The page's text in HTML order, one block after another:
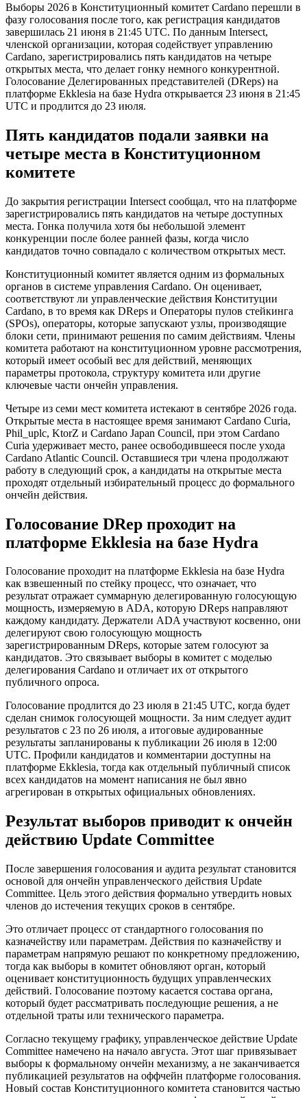
Выборы 2026 в Конституционный комитет Cardano перешли в
фазу голосования после того, как регистрация кандидатов
завершилась 21 июня в 21:45 UTC. По данным Intersect,
членской организации, которая содействует управлению
Cardano, зарегистрировались пять кандидатов на четыре
открытых места, что делает гонку немного конкурентной.
Голосование Делегированных представителей (DReps) на
платформе Ekklesia на базе Hydra открывается 23 июня в 21:45
UTC и продлится до 23 июля.
Пять кандидатов подали заявки на
четыре места в Конституционном
комитете
До закрытия регистрации Intersect сообщал, что на платформе
зарегистрировались пять кандидатов на четыре доступных
места. Гонка получила хотя бы небольшой элемент
конкуренции после более ранней фазы, когда число
кандидатов точно совпадало с количеством открытых мест.
Конституционный комитет является одним из формальных
органов в системе управления Cardano. Он оценивает,
соответствуют ли управленческие действия Конституции
Cardano, в то время как DReps и Операторы пулов стейкинга
(SPOs), операторы, которые запускают узлы, производящие
блоки сети, принимают решения по самим действиям. Члены
комитета работают на конституционном уровне рассмотрения,
который имеет особый вес для действий, меняющих
параметры протокола, структуру комитета или другие
ключевые части ончейн управления.
Четыре из семи мест комитета истекают в сентябре 2026 года.
Открытые места в настоящее время занимают Cardano Curia,
Phil_uplc, KtorZ и Cardano Japan Council, при этом Cardano
Curia удерживает место, ранее освободившееся после ухода
Cardano Atlantic Council. Оставшиеся три члена продолжают
работу в следующий срок, а кандидаты на открытые места
проходят отдельный избирательный процесс до формального
ончейн действия.
Голосование DRep проходит на
платформе Ekklesia на базе Hydra
Голосование проходит на платформе Ekklesia на базе Hydra
как взвешенный по стейку процесс, что означает, что
результат отражает суммарную делегированную голосующую
мощность, измеряемую в ADA, которую DReps направляют
каждому кандидату. Держатели ADA участвуют косвенно, они
делегируют свою голосующую мощность
зарегистрированным DReps, которые затем голосуют за
кандидатов. Это связывает выборы в комитет с моделью
делегирования Cardano и отличает их от открытого
публичного опроса.
Голосование продлится до 23 июля в 21:45 UTC, когда будет
сделан снимок голосующей мощности. За ним следует аудит
результатов с 23 по 26 июля, а итоговые аудированные
результаты запланированы к публикации 26 июля в 12:00
UTC. Профили кандидатов и комментарии доступны на
платформе Ekklesia, тогда как отдельный публичный список
всех кандидатов на момент написания не был явно
агрегирован в открытых официальных обновлениях.
Результат выборов приводит к ончейн
действию Update Committee
После завершения голосования и аудита результат становится
основой для ончейн управленческого действия Update
Committee. Цель этого действия формально утвердить новых
членов до истечения текущих сроков в сентябре.
Это отличает процесс от стандартного голосования по
казначейству или параметрам. Действия по казначейству и
параметрам напрямую решают по конкретному предложению,
тогда как выборы в комитет обновляют орган, который
оценивает конституционность будущих управленческих
действий. Голосование поэтому касается состава органа,
который будет рассматривать последующие решения, а не
отдельной траты или технического параметра.
Согласно текущему графику, управленческое действие Update
Committee намечено на начало августа. Этот шаг привязывает
выборы к формальному ончейн механизму, а не заканчивается
публикацией результатов на оффчейн платформе голосования.
Новый состав Конституционного комитета становится частью